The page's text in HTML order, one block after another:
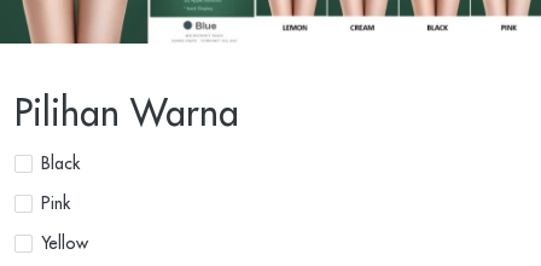
Pilihan Warna
Black
Pink
Yellow